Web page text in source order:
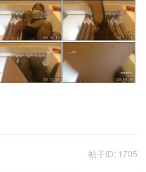
帖子ID: 1705